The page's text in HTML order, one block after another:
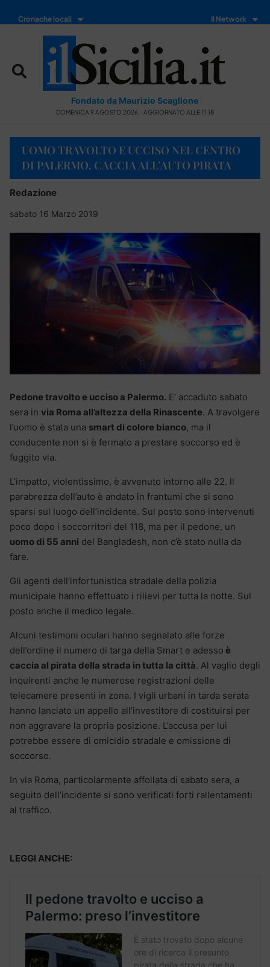
Cronache locali Il Network
Fondato da Maurizio Scaglione
DOMENICA 9 AGOSTO 2026 - AGGIORNATO ALLE 11:18
UOMO TRAVOLTO E UCCISO NEL CENTRO
DI PALERMO. CACCIA ALL’AUTO PIRATA
Redazione
sabato 16 Marzo 2019
Pedone travolto e ucciso a Palermo. E’ accaduto sabato
sera in via Roma all’altezza della Rinascente. A travolgere
l’uomo è stata una smart di colore bianco, ma il
conducente non si è fermato a prestare soccorso ed è
fuggito via.
L’impatto, violentissimo, è avvenuto intorno alle 22. Il
parabrezza dell’auto è andato in frantumi che si sono
sparsi sul luogo dell’incidente. Sul posto sono intervenuti
poco dopo i soccorritori del 118, ma per il pedone, un
uomo di 55 anni del Bangladesh, non c’è stato nulla da
fare.
Gli agenti dell’infortunistica stradale della polizia
municipale hanno effettuato i rilievi per tutta la notte. Sul
posto anche il medico legale.
Alcuni testimoni oculari hanno segnalato alle forze
dell’ordine il numero di targa della Smart e adesso è
caccia al pirata della strada in tutta la città. Al vaglio degli
inquirenti anche le numerose registrazioni delle
telecamere presenti in zona. I vigli urbani in tarda serata
hanno lanciato un appello all’investitore di costituirsi per
non aggravare la propria posizione. L’accusa per lui
potrebbe essere di omicidio stradale e omissione di
soccorso.
In via Roma, particolarmente affollata di sabato sera, a
seguito dell’incidente si sono verificati forti rallentamenti
al traffico.
LEGGI ANCHE: